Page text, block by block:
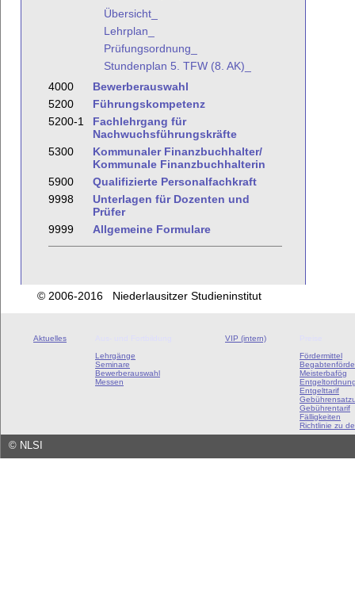
Übersicht_
Lehrplan_
Prüfungsordnung_
Stundenplan 5. TFW (8. AK)_
4000
Bewerberauswahl
5200
Führungskompetenz
5200-1
Fachlehrgang für
Nachwuchsführungskräfte
5300
Kommunaler Finanzbuchhalter/
Kommunale Finanzbuchhalterin
5900
Qualifizierte Personalfachkraft
9998
Unterlagen für Dozenten und
Prüfer
9999
Allgemeine Formulare
© 2006-2016 Niederlausitzer Studieninstitut
Aktuelles
Lehrgänge
Seminare
Bewerberauswahl
Messen
VIP (intern)
Fördermittel
Meisterbafög
Entgelttarif
Gebührentarif
Fälligkeiten
Richtlinie zu
© NLSI